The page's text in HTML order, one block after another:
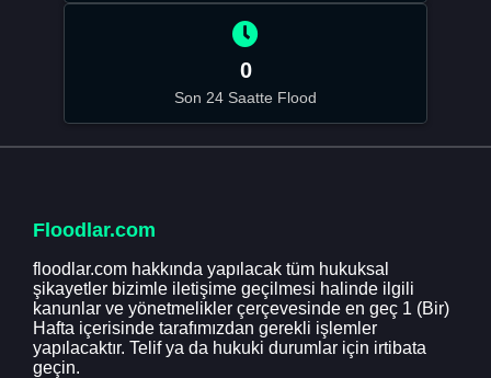
0
Son 24 Saatte Flood
Floodlar.com
floodlar.com hakkında yapılacak tüm hukuksal
şikayetler bizimle iletişime geçilmesi halinde ilgili
kanunlar ve yönetmelikler çerçevesinde en geç 1 (Bir)
Hafta içerisinde tarafımızdan gerekli işlemler
yapılacaktır. Telif ya da hukuki durumlar için irtibata
geçin.